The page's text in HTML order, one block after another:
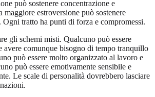
può sostenere concentrazione e
maggiore estroversione può sostenere
Ogni tratto ha punti di forza e compromessi.
gli schemi misti. Qualcuno può essere
avere comunque bisogno di tempo tranquillo
può essere molto organizzato al lavoro e
può essere emotivamente sensibile e
Le scale di personalità dovrebbero lasciare